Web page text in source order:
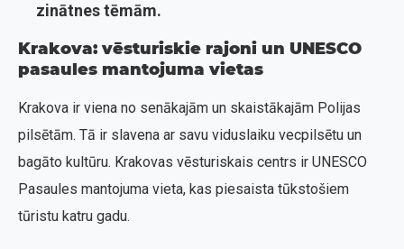
zinātnes tēmām.
Krakova: vēsturiskie rajoni un UNESCO
pasaules mantojuma vietas
Krakova ir viena no senākajām un skaistākajām Polijas
pilsētām. Tā ir slavena ar savu viduslaiku vecpilsētu un
bagāto kultūru. Krakovas vēsturiskais centrs ir UNESCO
Pasaules mantojuma vieta, kas piesaista tūkstošiem
tūristu katru gadu.